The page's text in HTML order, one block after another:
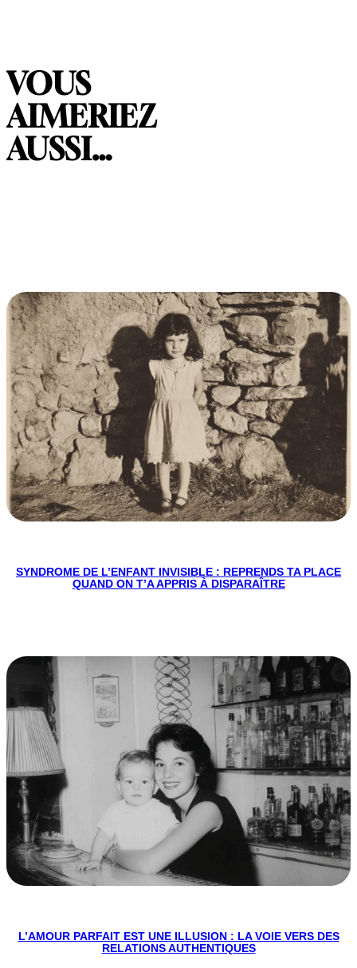
VOUS
AIMERIEZ
AUSSI…
SYNDROME DE L’ENFANT INVISIBLE : REPRENDS TA PLACE
QUAND ON T’A APPRIS À DISPARAÎTRE
L’AMOUR PARFAIT EST UNE ILLUSION : LA VOIE VERS DES
RELATIONS AUTHENTIQUES